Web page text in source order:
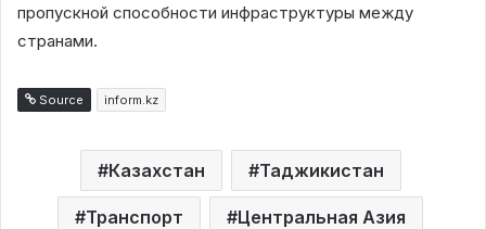
пропускной способности инфраструктуры между
странами.
Source inform.kz
Казахстан Таджикистан
Транспорт Центральная Азия